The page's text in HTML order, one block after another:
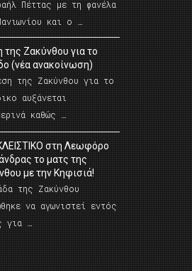
Πέττας με τη φανέλα
και ο …
της Ζακύνθου για το
(νέα ανακοίνωση)
της Ζακύνθου για το
αυξάνεται
καθώς …
στη Λεωφόρο
το ματς της
με την Κηφισιά!
της Ζακύνθου
να αγωνιστεί εντός
για …